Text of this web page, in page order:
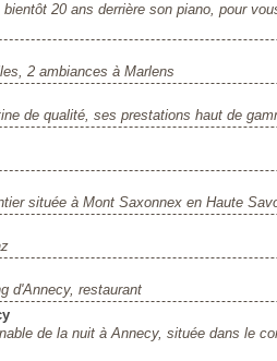
20 ans derrière son piano, pour
2 ambiances à Marlens
de qualité, ses prestations haut de
située à Mont Saxonnex en Haute
d'Annecy, restaurant
de la nuit à Annecy, située dans le